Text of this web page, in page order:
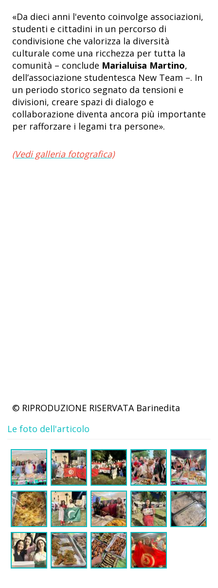
«Da dieci anni l'evento coinvolge associazioni,
studenti e cittadini in un percorso di
condivisione che valorizza la diversità
culturale come una ricchezza per tutta la
comunità – conclude Marialuisa Martino,
dell’associazione studentesca New Team –. In
un periodo storico segnato da tensioni e
divisioni, creare spazi di dialogo e
collaborazione diventa ancora più importante
per rafforzare i legami tra persone».
(Vedi galleria fotografica)
© RIPRODUZIONE RISERVATA Barinedita
Le foto dell'articolo